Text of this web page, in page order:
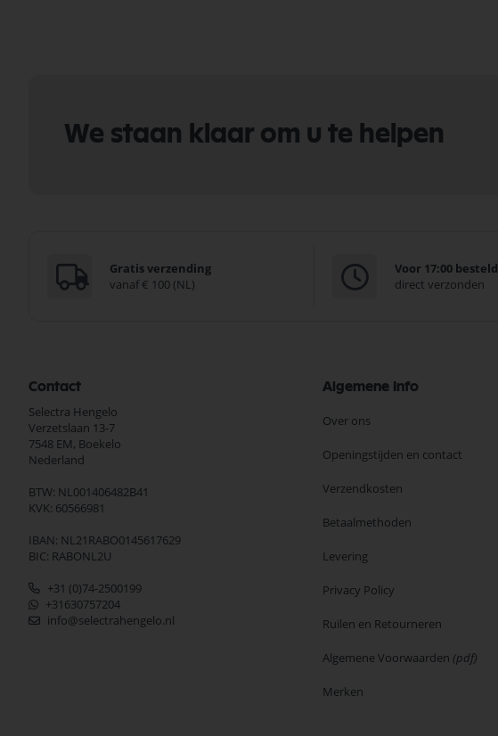
We staan klaar om u te helpen
Gratis verzending
vanaf € 100 (NL)
Voor 17:00 besteld
direct verzonden
Contact
Selectra Hengelo
Verzetslaan 13-7
7548 EM, Boekelo
Nederland
BTW: NL001406482B41
KVK: 60566981
IBAN: NL21RABO0145617629
BIC: RABONL2U
+31 (0)74-2500199
+31630757204
info@selectrahengelo.nl
Algemene Info
Over ons
Openingstijden en contact
Verzendkosten
Betaalmethoden
Levering
Privacy Policy
Ruilen en Retourneren
Algemene Voorwaarden (pdf)
Merken